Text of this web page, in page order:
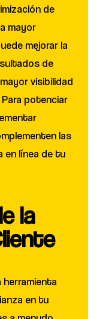
de
mayor
mejorar la
de
visibilidad
potenciar
las
en línea de tu
la
en tu